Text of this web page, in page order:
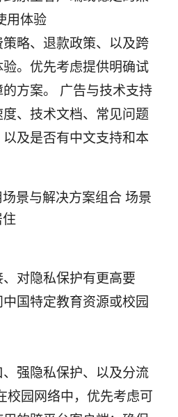
用体验
策略、退款政策、以及跨
。优先考虑提供明确试
方案。 广告与技术支持
、技术文档、常见问题
及是否有中文支持和本
景与解决方案组合 场景
对隐私保护有更高要
国特定教育资源或校园
强隐私保护、以及分流
校园网络中，优先考虑可